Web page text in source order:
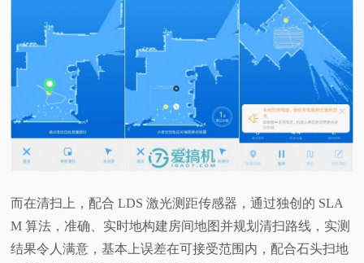
而在清扫上，配合 LDS 激光测距传感器，通过独创的 SLA
M 算法，准确、实时地构建房间地图并规划清扫路线，实测
结果令人满意，基本上误差在可接受范围内，配合石头扫地